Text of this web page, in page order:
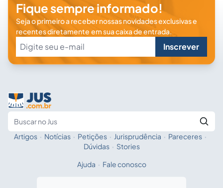
Fique sempre informado!
Seja o primeiro a receber nossas novidades exclusivas e
recentes diretamente em sua caixa de entrada.
Inscrever
Fale com a IA
Artigos · Notícias · Petições · Jurisprudência · Pareceres ·
Dúvidas · Stories
Ajuda · Fale conosco